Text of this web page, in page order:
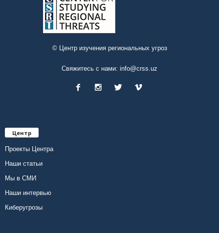
© Центр изучения региональных угроз
Свяжитесь с нами: info@crss.uz
Центр
Проекты Центра
Наши статьи
Мы в СМИ
Наши интервью
Киберугрозы